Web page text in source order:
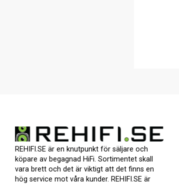
REHIFI.SE är en knutpunkt för säljare och
köpare av begagnad HiFi. Sortimentet skall
vara brett och det är viktigt att det finns en
hög service mot våra kunder. REHIFI.SE är